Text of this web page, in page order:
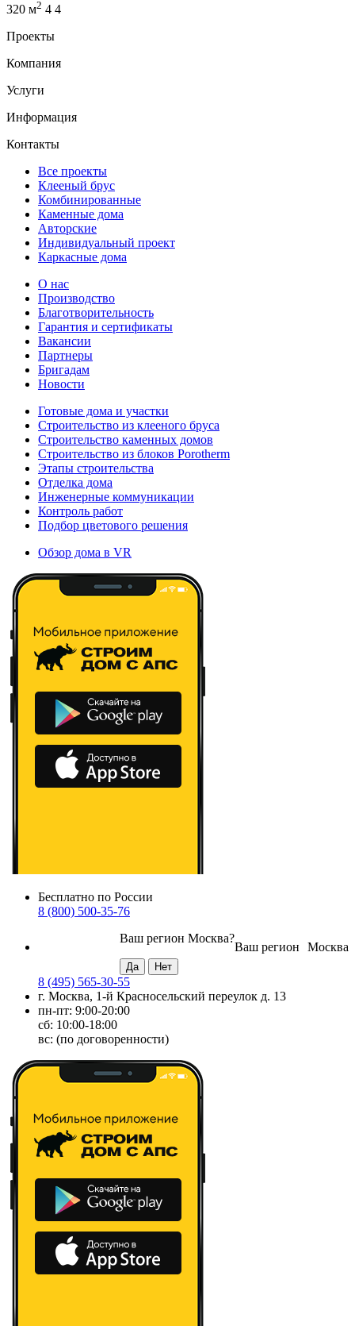
320 м2 4 4
Проекты
Компания
Услуги
Информация
Контакты
Все проекты
Клееный брус
Комбинированные
Каменные дома
Авторские
Индивидуальный проект
Каркасные дома
О нас
Производство
Благотворительность
Гарантия и сертификаты
Вакансии
Партнеры
Бригадам
Новости
Готовые дома и участки
Строительство из клееного бруса
Строительство каменных домов
Строительство из блоков Porotherm
Этапы строительства
Отделка дома
Инженерные коммуникации
Контроль работ
Подбор цветового решения
Обзор дома в VR
Бесплатно по России
8 (800) 500-35-76
Москва
Ваш регион
Ваш регион Москва?
8 (495) 565-30-55
г. Москва, 1-й Красносельский переулок д. 13
пн-пт: 9:00-20:00
сб: 10:00-18:00
вс: (по договоренности)